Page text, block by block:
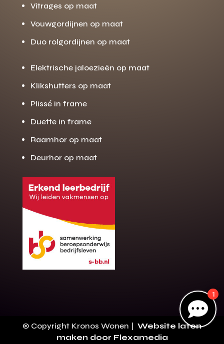
Gratis offerte
op maat?
Binnen 24 uur jouw gratis offerte
10 jaar garantie op de montage
Gratis inmeting (voorwaarden)
Volledig ontzorgd
Wij werken landelijk
Vitrages op maat
Vouwgordijnen op maat
Duo rolgordijnen op maat
Elektrische jaloezieën op maat
Klikshutters op maat
Plissé in frame
Duette in frame
Raamhor op maat
Deurhor op maat

1
© Copyright Kronos Wonen | Website laten
maken door Flexamedia